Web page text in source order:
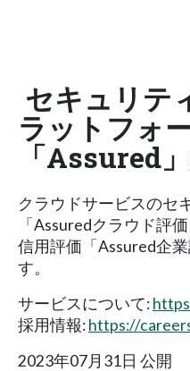
セキュリテ
ラットフォ
「Assured
クラウドサービスのセ
「Assuredクラウド評
信用評価「Assured企
す。
サービスについて:
採用情報:https://
2023年07月31日 公開